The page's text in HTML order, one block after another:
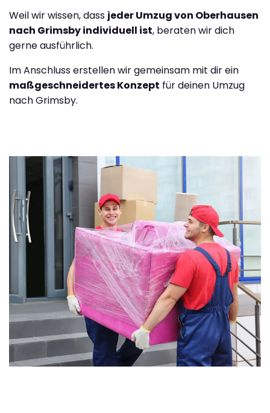
Weil wir wissen, dass jeder Umzug von Oberhausen
nach Grimsby individuell ist, beraten wir dich
gerne ausführlich.
Im Anschluss erstellen wir gemeinsam mit dir ein
maßgeschneidertes Konzept für deinen Umzug
nach Grimsby.